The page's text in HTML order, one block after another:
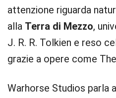
attenzione riguarda
alla Terra di Mezzo,
J. R. R. Tolkien e reso
grazie a opere come
Warhorse Studios parla